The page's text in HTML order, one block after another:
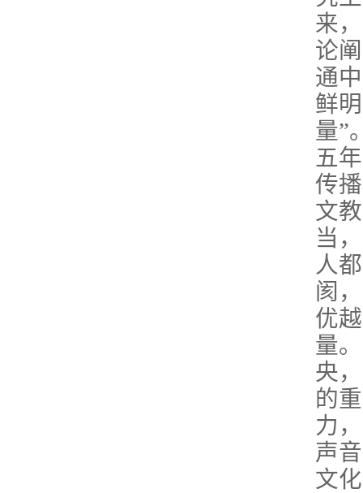
来
论
通
鲜
量”
五
传
文
当
人
阂
优
量
央
的
力
声
文